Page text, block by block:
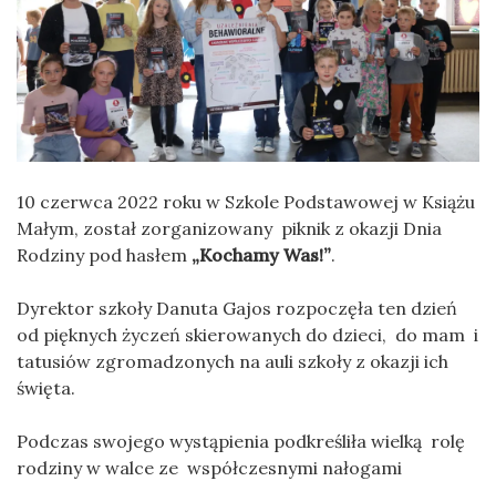
10 czerwca 2022 roku w Szkole Podstawowej w Książu
Małym, został zorganizowany piknik z okazji Dnia
Rodziny pod hasłem „Kochamy Was!”.
Dyrektor szkoły Danuta Gajos rozpoczęła ten dzień
od pięknych życzeń skierowanych do dzieci, do mam i
tatusiów zgromadzonych na auli szkoły z okazji ich
święta.
Podczas swojego wystąpienia podkreśliła wielką rolę
rodziny w walce ze współczesnymi nałogami